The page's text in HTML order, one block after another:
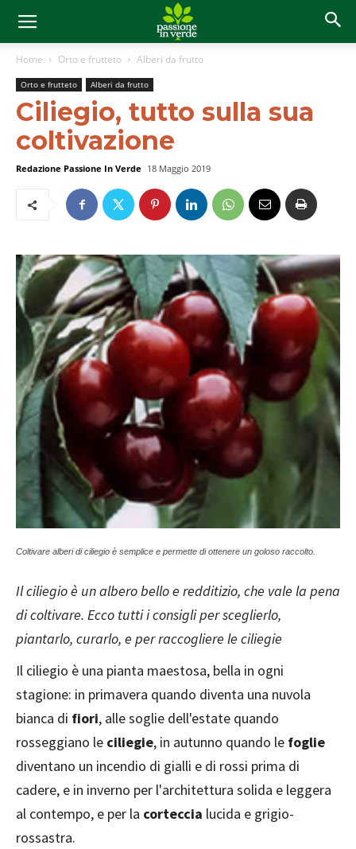
Home Orto e frutteto Alberi da frutto
Orto e frutteto Alberi da frutto
Ciliegio, tutto sulla sua
coltivazione
Redazione Passione In Verde 18 Maggio 2019
Coltivare alberi di ciliegio è semplice e permette di ottenere un goloso raccolto.
Il ciliegio è un albero bello e redditizio, che vale la pena
di coltivare. Ecco tutti i consigli per sceglierlo,
piantarlo, curarlo, e per raccogliere le ciliegie
Il ciliegio è una pianta maestosa, bella in ogni
stagione: in primavera quando diventa una nuvola
bianca di fiori, alle soglie dell'estate quando
rosseggiano le ciliegie, in autunno quando le foglie
diventano un incendio di gialli e di rossi prima di
cadere, e in inverno per l'architettura solida e leggera
al contempo, e per la corteccia lucida e grigio-
rossastra.